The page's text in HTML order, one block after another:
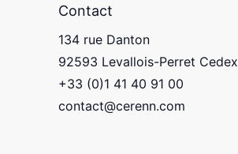
Contact
134 rue Danton
92593 Levallois-Perret Cedex
+33 (0)1 41 40 91 00
contact@cerenn.com